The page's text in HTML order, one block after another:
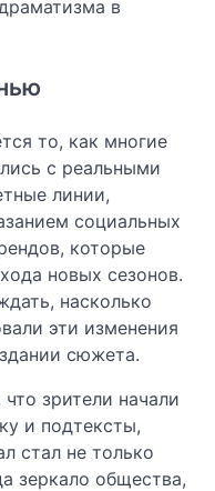
в
то, как многие
с реальными
линии,
социальных
которые
новых сезонов.
насколько
эти изменения
сюжета.
зрители начали
и подтексты,
стал не только
зеркало общества,